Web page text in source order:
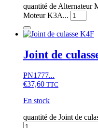
quantité de
Moteur K3A...
Joint de
PN1777...
€37,60 TTC
En stock
quantité de Joint de